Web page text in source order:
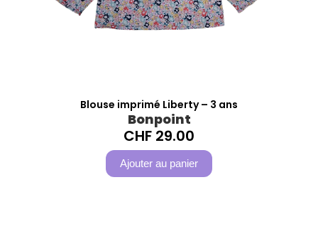
Blouse imprimé Liberty – 3 ans
Bonpoint
CHF 29.00
Ajouter au panier